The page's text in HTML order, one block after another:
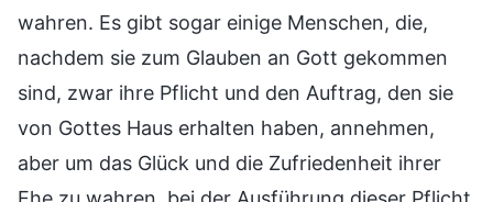
wahren. Es gibt sogar einige Menschen, die,
nachdem sie zum Glauben an Gott gekommen
sind, zwar ihre Pflicht und den Auftrag, den sie
von Gottes Haus erhalten haben, annehmen,
aber um das Glück und die Zufriedenheit ihrer